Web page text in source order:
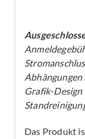
Grafik-
Das Produkt